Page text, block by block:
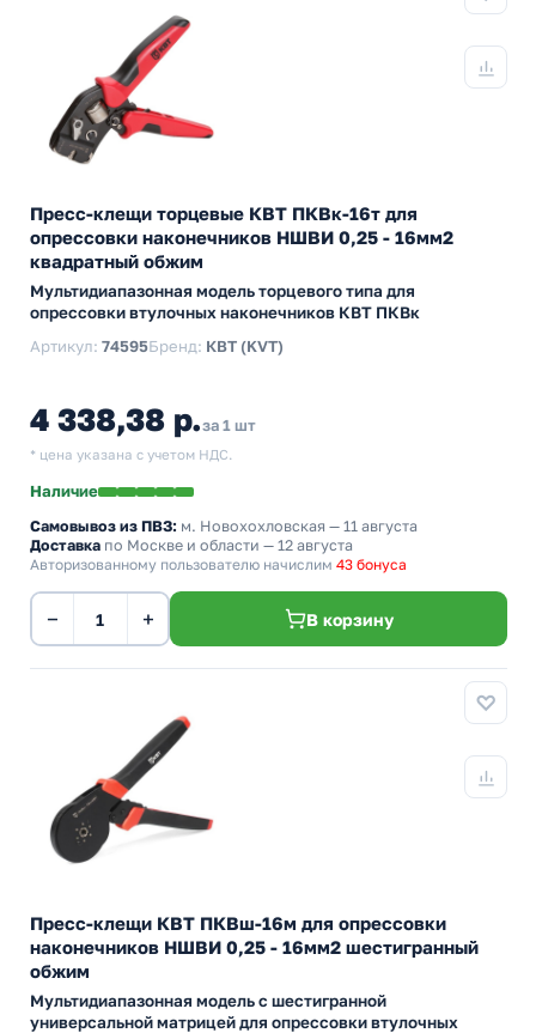
Пресс-клещи торцевые КВТ ПКВк-16т для
опрессовки наконечников НШВИ 0,25 - 16мм2
квадратный обжим
Мультидиапазонная модель торцевого типа для
опрессовки втулочных наконечников КВТ ПКВк
Артикул: 74595Бренд: КВТ (KVT)
4 338,38 р.за 1 шт
* цена указана с учетом НДС.
Наличие
Самовывоз из ПВЗ: м. Новохохловская — 11 августа
Доставка по Москве и области — 12 августа
Авторизованному пользователю начислим 43 бонуса
− + В корзину
Пресс-клещи КВТ ПКВш-16м для опрессовки
наконечников НШВИ 0,25 - 16мм2 шестигранный
обжим
Мультидиапазонная модель с шестигранной
универсальной матрицей для опрессовки втулочных